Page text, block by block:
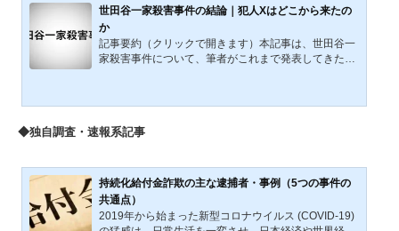
殺し、車から妙子さんの血痕が検出されたが、遺体や
現金の行方は不明。第三の犯人や黒幕説も取り沙汰さ
れ、事件は迷宮入りしたまま現在も捜査が続いてい
る。2002年6月、昼下がりの住宅街に、静かな断絶が
訪れた。食卓には湯気を...
世田谷一家殺害事件の結論｜犯人Xはどこから来たの
か
記事要約（クリックで開きます）本記事は、世田谷一
家殺害事件について、筆者がこれまで発表してきた考
再構成した総合整理記事である。事件当夜の再構築、
犯人像、捜査の限界を順に整理し、「完全な第三者に
仮説、DNAと移民史の問題を接続し、本事件が未解決
のまま推移してきた...
◆独自調査・速報系記事
持続化給付金詐欺の主な逮捕者・事例（5つの事件の
共通点）
2019年から始まった新型コロナウイルス (COVID-19)